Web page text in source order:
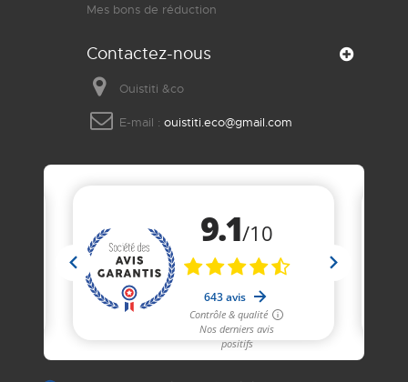
Mes bons de réduction
Contactez-nous
Ouistiti &co
E-mail : ouistiti.eco@gmail.com